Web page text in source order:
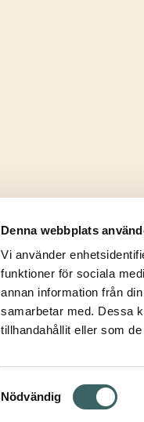
Denna webbplats
Vi använder
funktioner för sociala
annan information från
samarbetar med. Dessa
tillhandahållit eller som
Samtyckesval
Nödvändig